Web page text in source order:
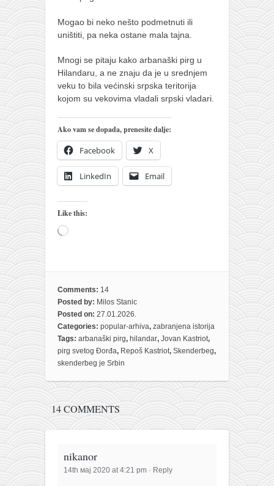
Mogao bi neko nešto podmetnuti ili
uništiti, pa neka ostane mala tajna.
Mnogi se pitaju kako arbanaški pirg u
Hilandaru, a ne znaju da je u srednjem
veku to bila većinski srpska teritorija
kojom su vekovima vladali srpski vladari.
Ako vam se dopada, prenesite dalje:
Facebook X
LinkedIn Email
Like this:
Loading…
Comments: 14
Posted by: Milos Stanic
Posted on: 27.01.2026.
Categories: popular-arhiva, zabranjena istorija
Tags: arbanaški pirg, hilandar, Jovan Kastriot,
pirg svetog Đorđa, Repoš Kastriot, Skenderbeg,
skenderbeg je Srbin
14 COMMENTS
nikanor
14th мај 2020 at 4:21 pm · Reply